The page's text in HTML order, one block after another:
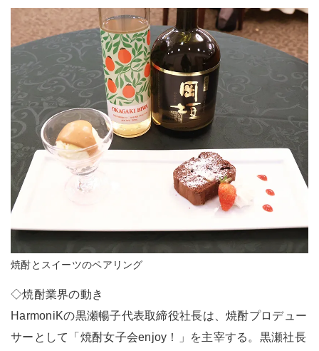
焼酎とスイーツのペアリング
◇焼酎業界の動き
HarmoniKの黒瀬暢子代表取締役社長は、焼酎プロデュー
サーとして「焼酎女子会enjoy！」を主宰する。黒瀬社長